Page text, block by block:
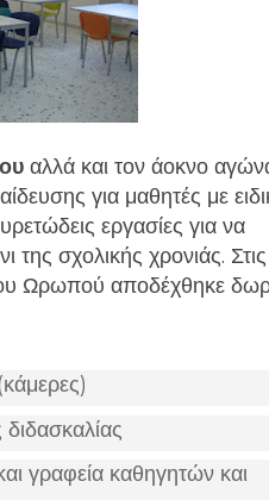
αλλά και τον άοκνο
για μαθητές με
εργασίες για να
σχολικής χρονιάς.
Ωρωπού αποδέχθηκε
διδασκαλίας
γραφεία καθηγητών και